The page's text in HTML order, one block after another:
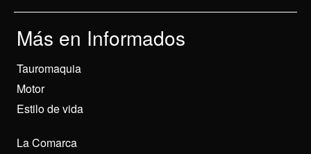
Más en Informados
Tauromaquia
Motor
Estilo de vida
La Comarca